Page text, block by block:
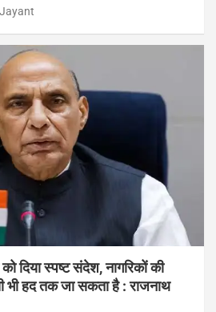
दिया स्पष्ट संदेश, नागरिकों की
भी हद तक जा सकता है : राजनाथ